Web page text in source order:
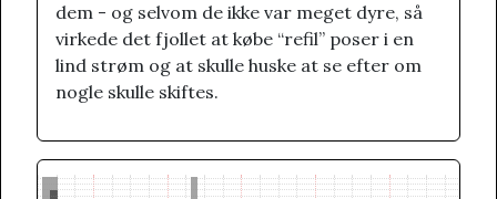
dem - og selvom de ikke var meget dyre, så
virkede det fjollet at købe “refil” poser i en
lind strøm og at skulle huske at se efter om
nogle skulle skiftes.